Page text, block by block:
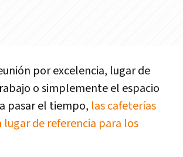
por excelencia, lugar de
o simplemente el espacio
pasar el tiempo, las cafeterías
lugar de referencia para los